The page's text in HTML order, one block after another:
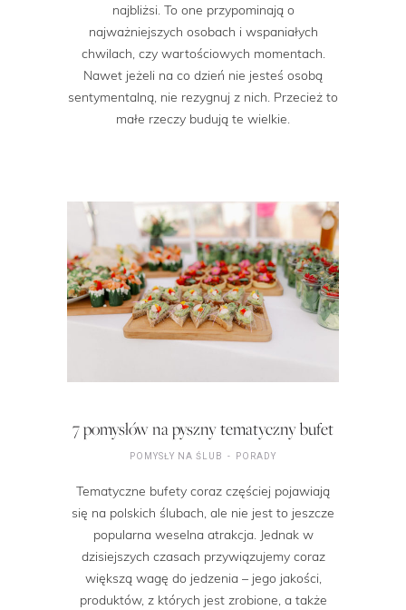
najbliżsi. To one przypominają o
najważniejszych osobach i wspaniałych
chwilach, czy wartościowych momentach.
Nawet jeżeli na co dzień nie jesteś osobą
sentymentalną, nie rezygnuj z nich. Przecież to
małe rzeczy budują te wielkie.
7 pomysłów na pyszny tematyczny bufet
POMYSŁY NA ŚLUB PORADY
Tematyczne bufety coraz częściej pojawiają
się na polskich ślubach, ale nie jest to jeszcze
popularna weselna atrakcja. Jednak w
dzisiejszych czasach przywiązujemy coraz
większą wagę do jedzenia – jego jakości,
produktów, z których jest zrobione, a także